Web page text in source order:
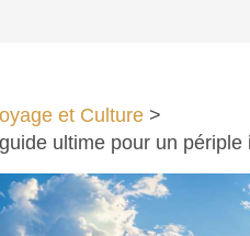
et Culture
ultime pour un périple